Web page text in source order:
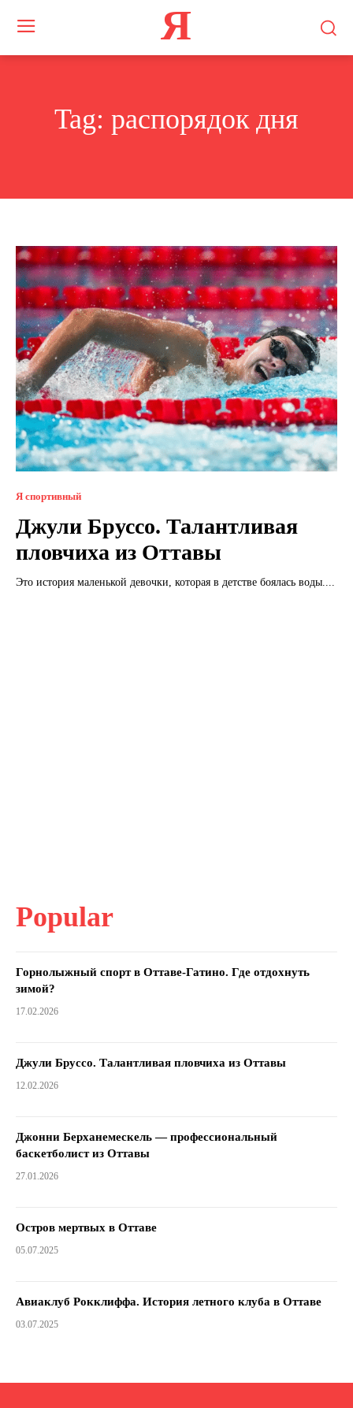
Я
Tag: распорядок дня
Я спортивный
Джули Бруссо. Талантливая
пловчиха из Оттавы
Это история маленькой девочки, которая в детстве боялась воды....
Popular
Горнолыжный спорт в Оттаве-Гатино. Где отдохнуть
зимой?
17.02.2026
Джули Бруссо. Талантливая пловчиха из Оттавы
12.02.2026
Джонни Берханемескель — профессиональный
баскетболист из Оттавы
27.01.2026
Остров мертвых в Оттаве
05.07.2025
Авиаклуб Рокклиффа. История летного клуба в Оттаве
03.07.2025